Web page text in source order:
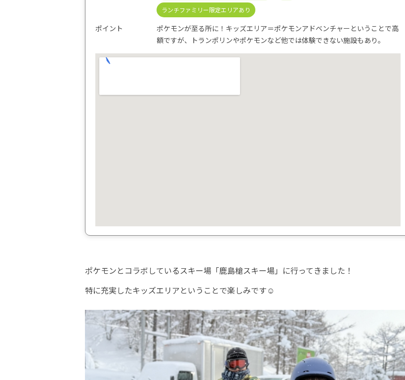
ランチファミリー限定エリアあり
ポイント
ポケモンが至る所に！キッズエリア＝ポケモンアドベンチャーということで高
額ですが、トランポリンやポケモンなど他では体験できない施設もあり。
ポケモンとコラボしているスキー場「鹿島槍スキー場」に行ってきました！
特に充実したキッズエリアということで楽しみです☺